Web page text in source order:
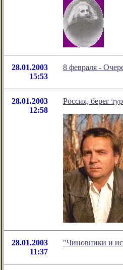
28.01.2003
15:53
8 февраля -
28.01.2003
12:58
Россия, берег
28.01.2003
11:37
"Чиновники и